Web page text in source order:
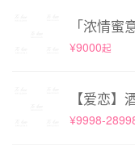
「浓情
¥9000起
【爱恋】
¥9998-